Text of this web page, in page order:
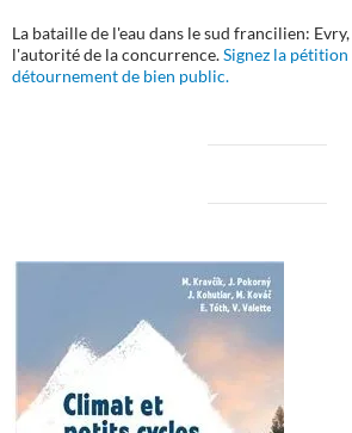
La bataille de l'eau dans le sud francilien:
l'autorité de la concurrence.Signez la
détournement de bien public.